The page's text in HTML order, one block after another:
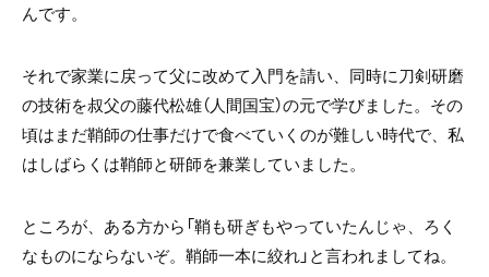
んです。
それで家業に戻って父に改めて入門を請い、同時に刀剣研磨
の技術を叔父の藤代松雄（人間国宝）の元で学びました。その
頃はまだ鞘師の仕事だけで食べていくのが難しい時代で、私
はしばらくは鞘師と研師を兼業していました。
ところが、ある方から「鞘も研ぎもやっていたんじゃ、ろく
なものにならないぞ。鞘師一本に絞れ」と言われましてね。